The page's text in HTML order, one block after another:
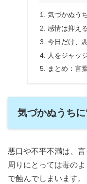
気づかぬう
感情は抑え
今日だけ、
人をジャッ
まとめ：言
気づかぬうち
悪口や不平不満は、
周りにとっては毒の
で蝕んでしまいます。